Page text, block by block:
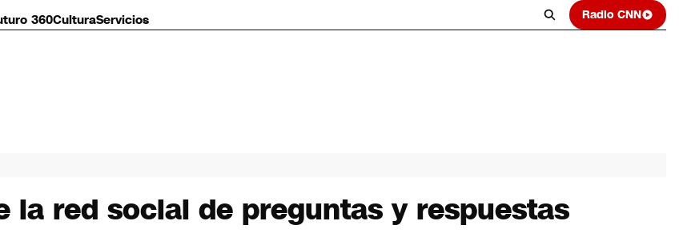
360CulturaServicios Radio CNN
la red social de preguntas y respuestas